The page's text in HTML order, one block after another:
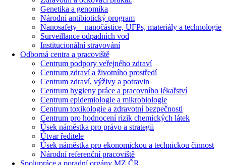
Genetika a genomika
Národní antibiotický program
Nanosafety – nanočástice, UFPs, materiály a technologie
Surveillance odpadních vod
Institucionální stravování
Odborná centra a pracoviště
Centrum podpory veřejného zdraví
Centrum zdraví a životního prostředí
Centrum zdraví, výživy a potravin
Centrum hygieny práce a pracovního lékařství
Centrum epidemiologie a mikrobiologie
Centrum toxikologie a zdravotní bezpečnosti
Centrum pro hodnocení rizik chemických látek
Úsek náměstka pro právo a strategii
Útvar ředitele
Úsek náměstka pro ekonomickou a technickou činnost
Národní referenční pracoviště
Spolupráce a poradní orgány MZ ČR